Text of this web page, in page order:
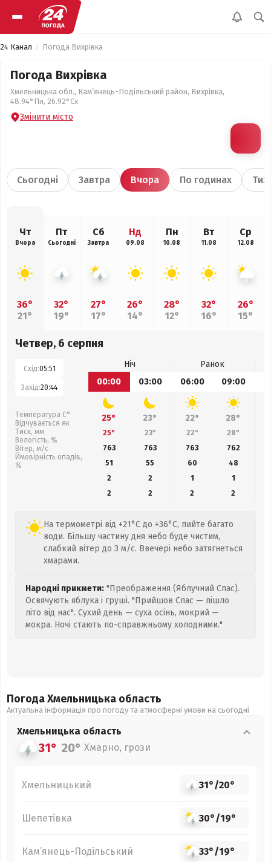
24 Канал Погода Вихрівка
Погода Вихрівка
Хмельницька обл., Кам’янець-Подільський район, Вихрівка,
48.94°Пн, 26.92°Сх
Змінити місто
Сьогодні Завтра Вчора По годинах
Чт
Вчора
36°
21°
Пт
Сьогодні
32°
19°
Сб
Завтра
27°
17°
Нд
09.08
26°
14°
Пн
10.08
28°
12°
Вт
11.08
32°
16°
Ср
12.08
26°
15°
Четвер, 6 серпня
Схід:05:51
Захід:20:44
Температура С°
Відчувається як
Тиск, мм
Вологість, %
Вітер, м/с
Ймовірність опадів,
%
Ніч
Ранок
00:00
03:00 06:00 09:00
25° 23° 22° 28°
25° 23° 22° 28°
763
763 763 762
51
55 60
48
2
2 1
1
2
2 2 2
На термометрі від +21°C до +36°C, пийте багато
води. Більшу частину дня небо буде чистим,
слабкий вітер до 3 м/с. Ввечері небо затягнеться
хмарами.
Народні прикмети: "Преображення (Яблучний Спас).
Освячують яблука і груші. "Прийшов Спас — пішло
літо від нас". Сухий день — суха осінь, мокрий —
мокра. Ночі стають по-справжньому холодними."
Погода Хмельницька область
Актуальна інформація про погоду та атмосферні умови на сьогодні
Хмельницька область
31° 20° Хмарно, грози
Хмельницький 31°/20°
Шепетівка 30°/19°
Кам’янець-Подільський 33°/19°